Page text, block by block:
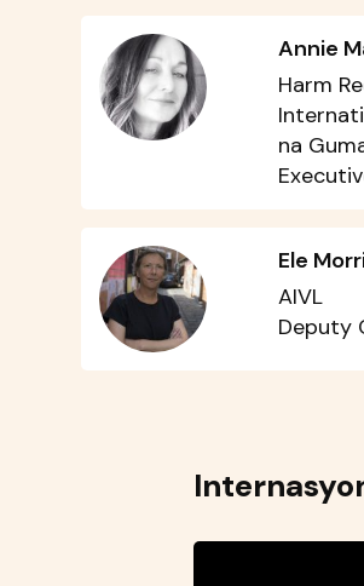
Annie
Harm
na
Ele
AIVL
Deputy